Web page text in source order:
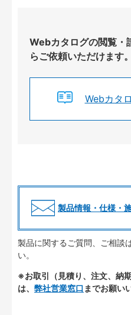
Webカタログの閲覧・
らご依頼いただけます。
Webカタ
製品情報・仕様・
製品に関するご質問、ご相談
い。
※お取引（見積り、注文、納
は、 弊社営業窓口 までお願い